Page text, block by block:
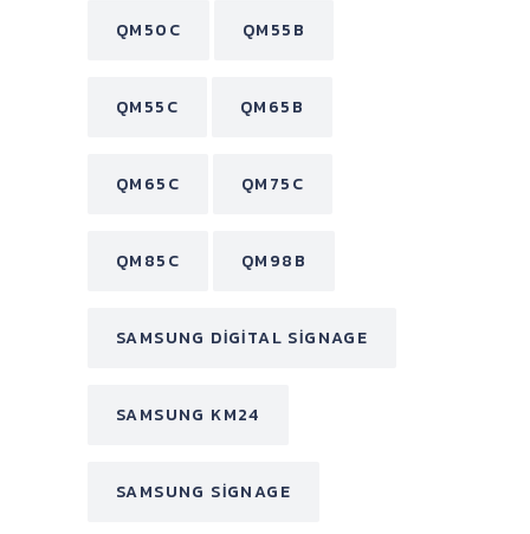
QM50C QM55B
QM55C QM65B
QM65C QM75C
QM85C QM98B
SAMSUNG DIGITAL SIGNAGE
SAMSUNG KM24
SAMSUNG SIGNAGE